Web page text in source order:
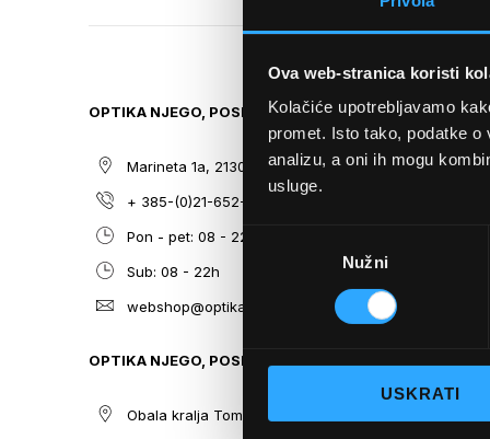
Ova web-stranica koristi
Kolačiće upotrebljavamo
promet. Isto tako, podatke
analizu, a oni ih mogu
usluge.
Odabir
Nužni
USKRATI
THE
THE
GALLERY
OPTIKA NJEGO, POSLOVNICA 1
Marineta 1a, 21300 Makarska
+ 385-(0)21-652-102
Pon - pet: 08 - 22h,
Sub: 08 - 22h
webshop@optikanjego.hr
OPTIKA NJEGO, POSLOVNICA 2
Obala kralja Tomislava 14, 21300
SITEMAP
O nama
Optika